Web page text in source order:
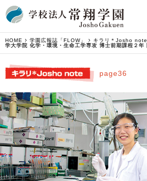
HOME 学園広報誌「FLOW」 キラリ＊Josho note
学大学院 化学・環境・生命工学専攻 博士前期課程２年
page36